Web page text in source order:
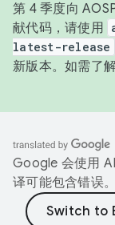
第 4 季度向
献代码，请使用
latest-release
新版本。如需了
Google 会使用
译可能包含错误。